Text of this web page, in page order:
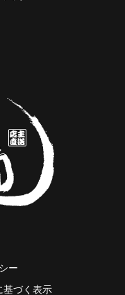
ー
基づく表示